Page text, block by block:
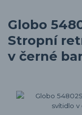
Globo
Stropní
v černé